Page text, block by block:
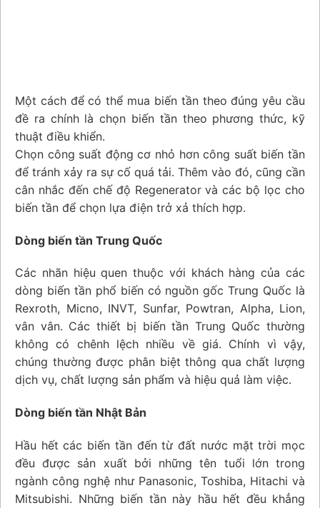
Một cách để có thể mua biến tần theo đúng yêu cầu
đề ra chính là chọn biến tần theo phương thức, kỹ
thuật điều khiển.
Chọn công suất động cơ nhỏ hơn công suất biến tần
để tránh xảy ra sự cố quá tải. Thêm vào đó, cũng cần
cân nhắc đến chế độ Regenerator và các bộ lọc cho
biến tần để chọn lựa điện trở xả thích hợp.
Dòng biến tần Trung Quốc
Các nhãn hiệu quen thuộc với khách hàng của các
dòng biến tần phổ biến có nguồn gốc Trung Quốc là
Rexroth, Micno, INVT, Sunfar, Powtran, Alpha, Lion,
vân vân. Các thiết bị biến tần Trung Quốc thường
không có chênh lệch nhiều về giá. Chính vì vậy,
chúng thường được phân biệt thông qua chất lượng
dịch vụ, chất lượng sản phẩm và hiệu quả làm việc.
Dòng biến tần Nhật Bản
Hầu hết các biến tần đến từ đất nước mặt trời mọc
đều được sản xuất bởi những tên tuổi lớn trong
ngành công nghệ như Panasonic, Toshiba, Hitachi và
Mitsubishi. Những biến tần này hầu hết đều khẳng